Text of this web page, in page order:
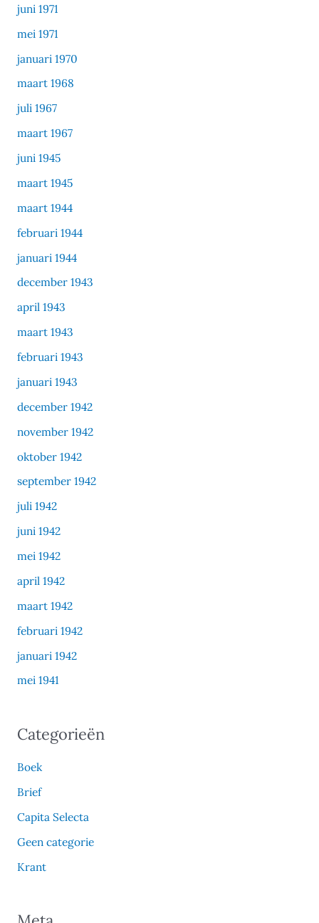
juni 1971
mei 1971
januari 1970
maart 1968
juli 1967
maart 1967
juni 1945
maart 1945
maart 1944
februari 1944
januari 1944
december 1943
april 1943
maart 1943
februari 1943
januari 1943
december 1942
november 1942
oktober 1942
september 1942
juli 1942
juni 1942
mei 1942
april 1942
maart 1942
februari 1942
januari 1942
mei 1941
Categorieën
Boek
Brief
Capita Selecta
Geen categorie
Krant